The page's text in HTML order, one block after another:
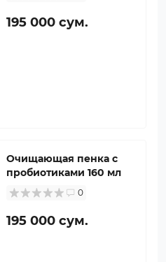
195 000 сум.
Очищающая пенка с
пробиотиками 160 мл
0
195 000 сум.